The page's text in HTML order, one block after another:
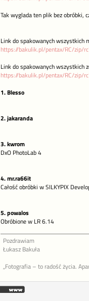
Tak wyglada ten plik bez obróbki,
Link do spakowanych wszystkich
https://bakulik.pl/pentax/RC/zip/
Link do spakowanych wszystkich
https://bakulik.pl/pentax/RC/zip/
1. Blesso
2. jakaranda
3. kwrom
DxO PhotoLab 4
4. mr.ra66it
Całość obróbki w SILKYPIX
5. powalos
Obróbione w LR 6.14
Pozdrawiam
Łukasz Bakuła
„Fotografia – to radość życia.